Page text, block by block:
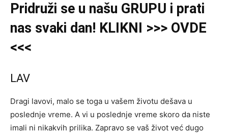
Pridruži se u našu GRUPU i prati
nas svaki dan! KLIKNI >>> OVDE
<<<
LAV
Dragi lavovi, malo se toga u vašem životu dešava u
poslednje vreme. A vi u poslednje vreme skoro da niste
imali ni nikakvih prilika. Zapravo se vaš život već dugo